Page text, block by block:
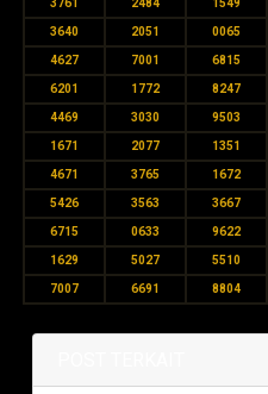
3761 2484 1549
3640 2051 0065
4627 7001 6815
6201 1772 8247
4469 3030 9503
1671 2077 1351
4671 3765 1672
5426 3563 3667
6715 0633 9622
1629 5027 5510
7007 6691 8804